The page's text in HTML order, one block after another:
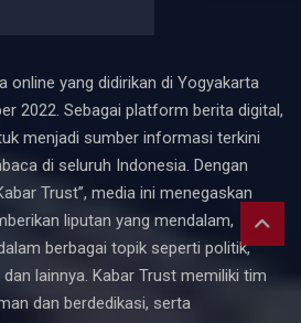
online yang didirikan di Yogyakarta
2022. Sebagai platform berita digital,
menjadi sumber informasi terkini
di seluruh Indonesia. Dengan
Trust”, media ini menegaskan
liputan yang mendalam,
berbagai topik seperti politik,
lainnya. Kabar Trust memiliki tim
dan berdedikasi, serta